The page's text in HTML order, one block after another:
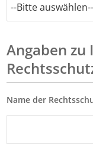
Angaben zu
Name der